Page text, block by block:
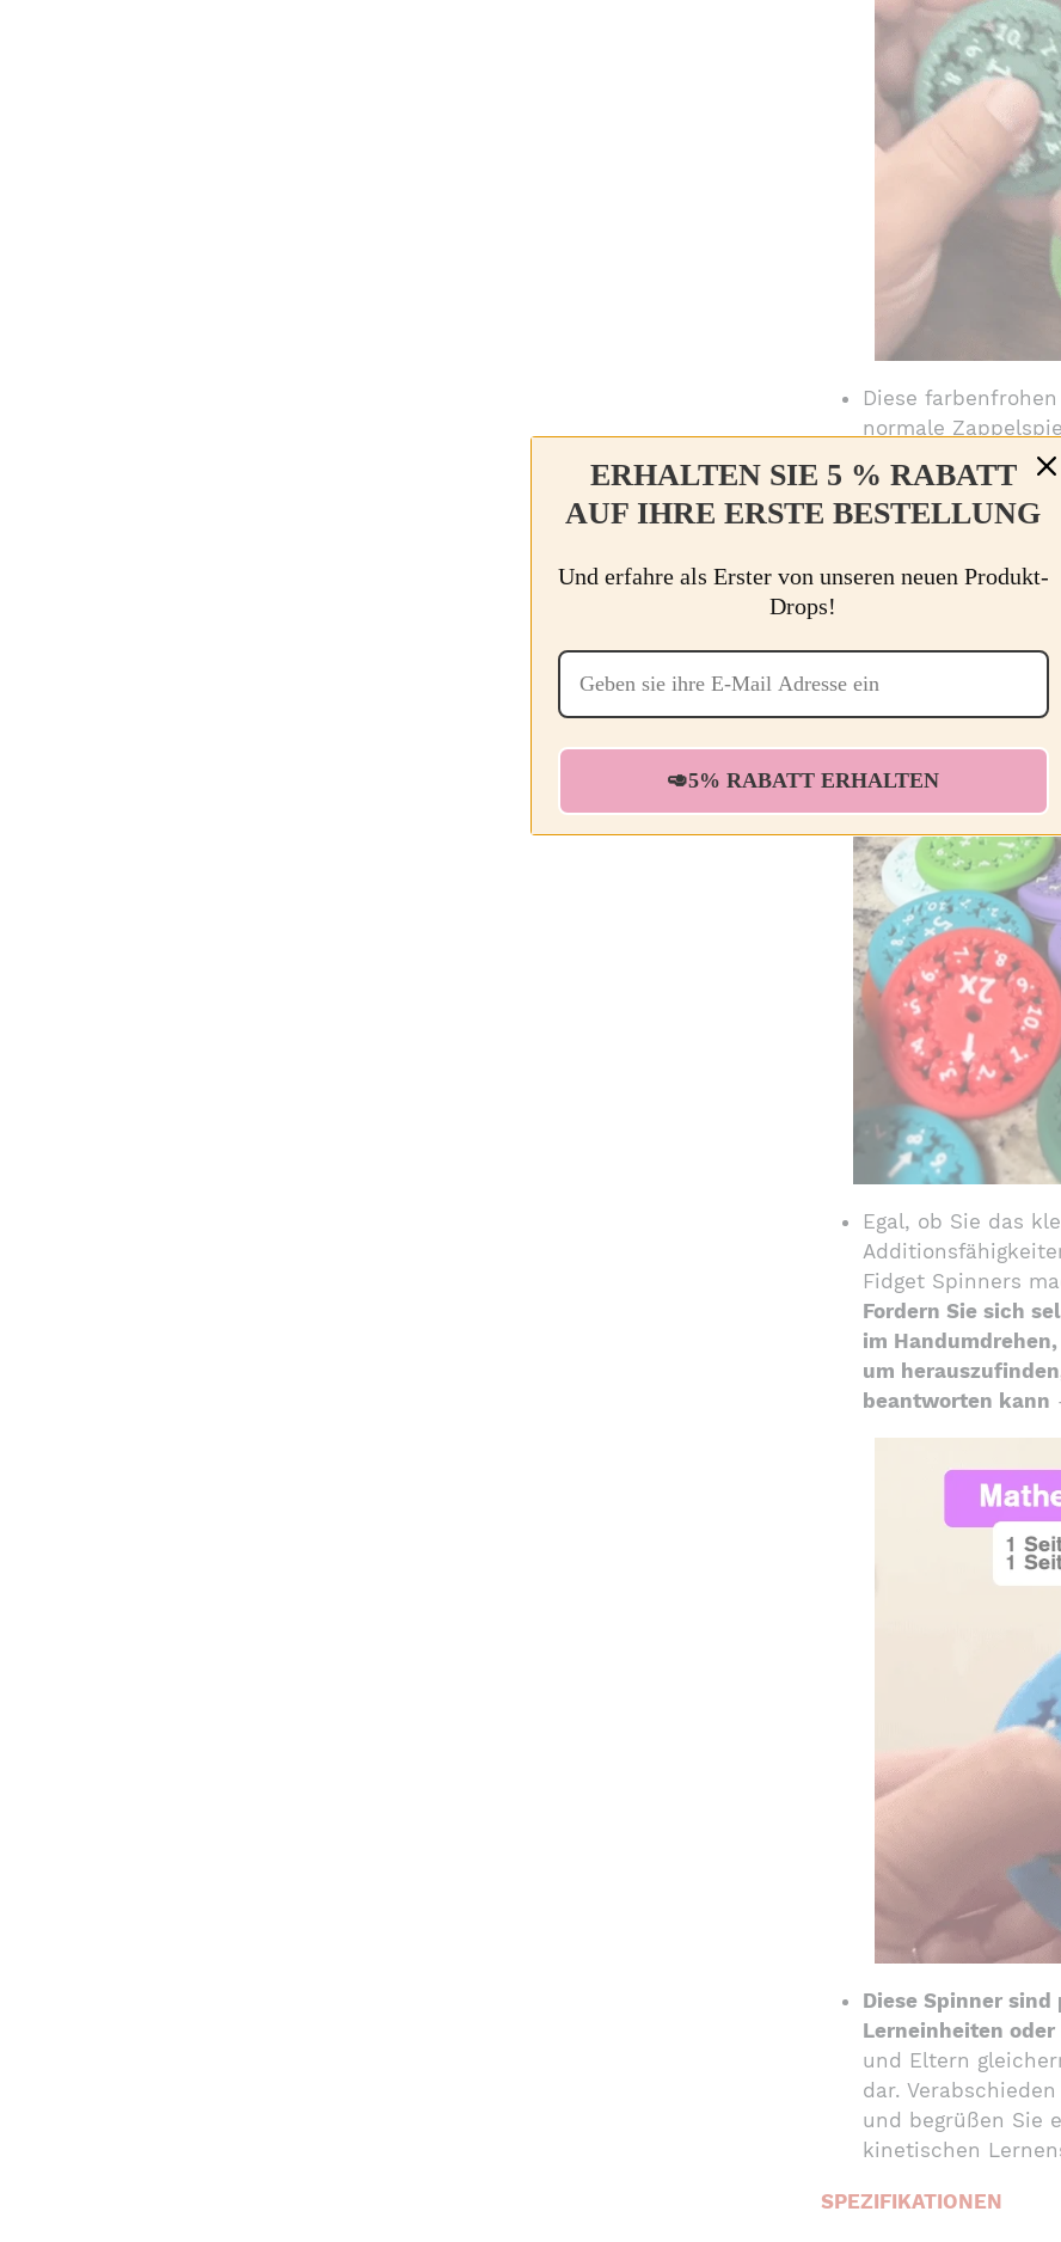
Diese
normale
Hilfsmittel, um
und interaktive
beobachten Sie,
Lernerlebnis ein
Egal, ob Sie das
Fidget Spinners
Fordern Sie sich
im
um
beantworten kann
Diese Spinner
Lerneinheiten
und Eltern
dar.
und begrüßen Sie
kinetischen
SPEZIFIKATIONEN
ERHALTEN SIE 5 % RABATT
AUF IHRE ERSTE BESTELLUNG
Und erfahre als Erster von unseren neuen Produkt-
Drops!
🥑5% RABATT ERHALTEN